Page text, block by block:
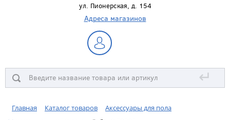
ул. Пионерская, д. 154
Адреса магазинов
↵
Главная Каталог товаров
Аксессуары для пола